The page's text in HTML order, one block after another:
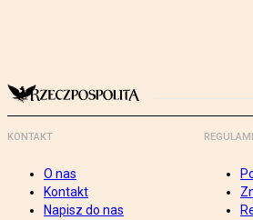
KONTAKT
O nas
Kontakt
Napisz do nas